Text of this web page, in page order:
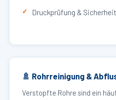
Druckprüfung &
🚿 Rohrreinigung &
Verstopfte Rohre sind ein